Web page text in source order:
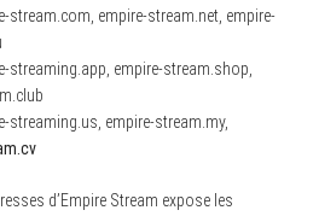
stream.com, empire-stream.net, empire-
streaming.app, empire-stream.shop,
streaming.us, empire-stream.my,
d’Empire Stream expose les